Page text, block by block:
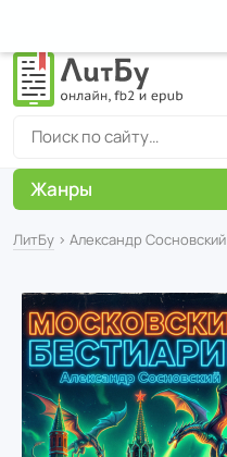
ЛитБу › Александр Сосновский
Жанры